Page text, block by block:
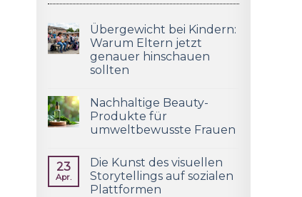
Übergewicht bei Kindern:
Warum Eltern jetzt
genauer hinschauen
sollten
Nachhaltige Beauty-
Produkte für
umweltbewusste Frauen
23
Apr.
Die Kunst des visuellen
Storytellings auf sozialen
Plattformen